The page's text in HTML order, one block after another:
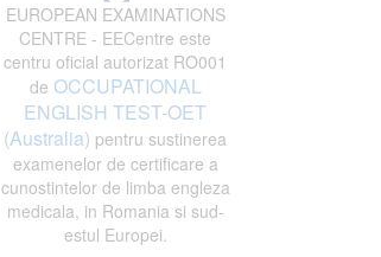
EUROPEAN EXAMINATIONS
CENTRE - EECentre este
centru oficial autorizat RO001
de OCCUPATIONAL
ENGLISH TEST-OET
(Australia) pentru sustinerea
examenelor de certificare a
cunostintelor de limba engleza
medicala, in Romania si sud-
estul Europei.